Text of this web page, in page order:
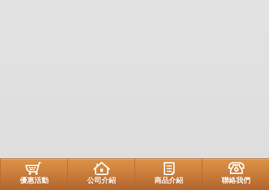
優惠活動 公司介紹 商品介紹 聯絡我們